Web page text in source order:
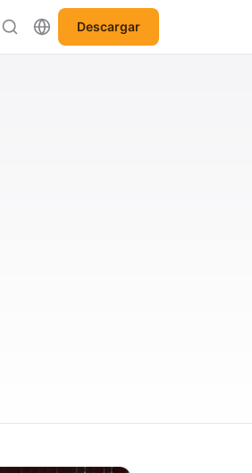
Descargar